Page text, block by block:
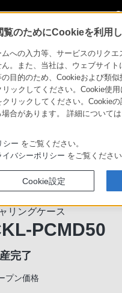
器 CKL-PCMD50
音器
ディを保護。高級感のあ
リングケース
PCMD50
完了
プン価格
のためにCookieを利用し
への入力等、サービスのリク
。また、当社は、ウェブサイ
目的のため、Cookieおよび類
ックしてください。Cookie使
リックしてください。Cookie
合があります。 詳細について
シー をご覧ください。
イバシーポリシー をご覧ください
Cookie設定